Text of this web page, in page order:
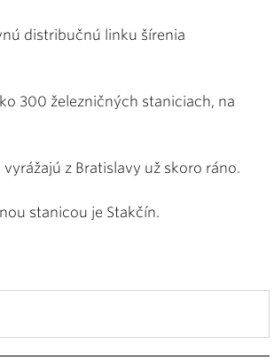
distribučnú linku šírenia
300 železničných staniciach, na
z Bratislavy už skoro ráno.
stanicou je Stakčín.